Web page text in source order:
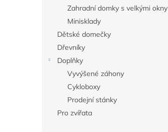
Zahradní domky s velkými okny
Minisklady
Dětské domečky
Dřevníky
Doplňky
Vyvýšené záhony
Cykloboxy
Prodejní stánky
Pro zvířata